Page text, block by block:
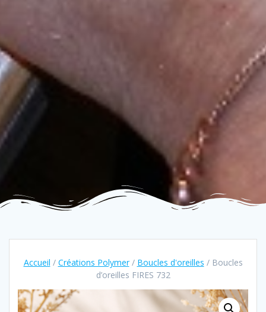
Accueil / Créations Polymer/ Boucles d'oreilles / Boucles
d’oreilles FIRES 732